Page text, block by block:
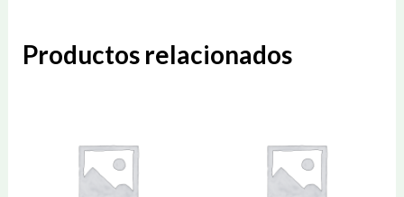
Productos relacionados